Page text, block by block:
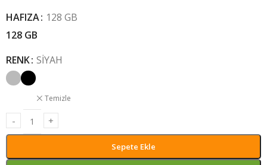
HAFIZA 128 GB
128 GB
RENK SIYAH
Temizle
Sepete Ekle